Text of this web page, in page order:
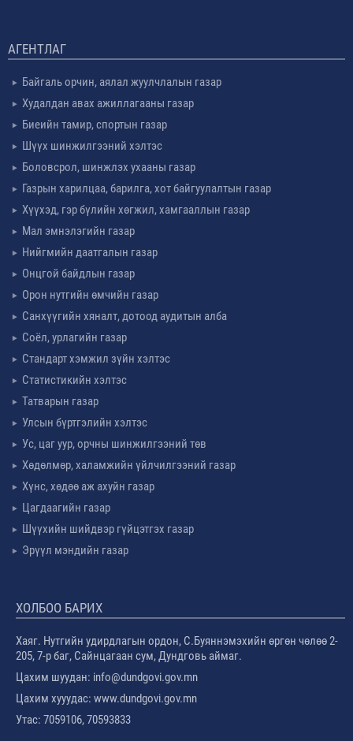
АГЕНТЛАГ
Байгаль орчин, аялал жуулчлалын газар
Худалдан авах ажиллагааны газар
Биеийн тамир, спортын газар
Шүүх шинжилгээний хэлтэс
Боловсрол, шинжлэх ухааны газар
Газрын харилцаа, барилга, хот байгуулалтын газар
Хүүхэд, гэр бүлийн хөгжил, хамгааллын газар
Мал эмнэлэгийн газар
Нийгмийн даатгалын газар
Онцгой байдлын газар
Орон нутгийн өмчийн газар
Санхүүгийн хяналт, дотоод аудитын алба
Соёл, урлагийн газар
Стандарт хэмжил зүйн хэлтэс
Статистикийн хэлтэс
Татварын газар
Улсын бүртгэлийн хэлтэс
Ус, цаг уур, орчны шинжилгээний төв
Хөдөлмөр, халамжийн үйлчилгээний газар
Хүнс, хөдөө аж ахуйн газар
Цагдаагийн газар
Шүүхийн шийдвэр гүйцэтгэх газар
Эрүүл мэндийн газар
ХОЛБОО БАРИХ
Хаяг. Нутгийн удирдлагын ордон, С.Буяннэмэхийн өргөн чөлөө 2-
205, 7-р баг, Сайнцагаан сум, Дундговь аймаг.
Цахим шуудан: info@dundgovi.gov.mn
Цахим хууудас: www.dundgovi.gov.mn
Утас: 7059106, 70593833